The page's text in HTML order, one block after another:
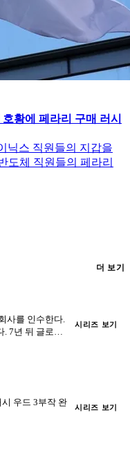
황에 페라리 구매 러시
닉스 직원들의 지갑을
도체 직원들의 페라리
더 보기
사를 인수한다.
7년 뒤 글로벌
.
시리즈 보기
우드 3부작 완
시리즈 보기